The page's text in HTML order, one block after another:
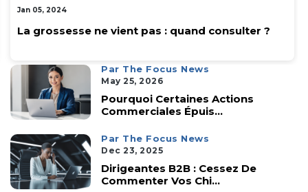
Jan 05, 2024
La grossesse ne vient pas : quand consulter ?
Par The Focus News
May 25, 2026
Pourquoi Certaines Actions
Commerciales Épuis...
Par The Focus News
Dec 23, 2025
Dirigeantes B2B : Cessez De
Commenter Vos Chi...